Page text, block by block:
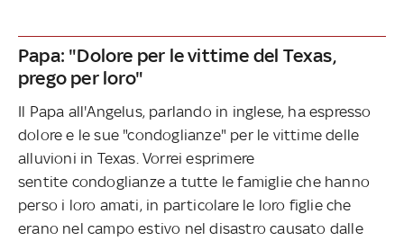
Papa: "Dolore per le vittime del Texas,
prego per loro"
Il Papa all'Angelus, parlando in inglese, ha espresso
dolore e le sue "condoglianze" per le vittime delle
alluvioni in Texas. Vorrei esprimere
sentite condoglianze a tutte le famiglie che hanno
perso i loro amati, in particolare le loro figlie che
erano nel campo estivo nel disastro causato dalle